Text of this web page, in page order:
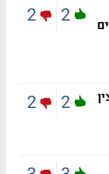
2
2
2
2